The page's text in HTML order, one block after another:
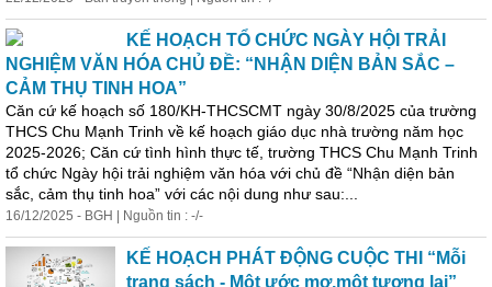
KẾ HOẠCH TỔ CHỨC NGÀY HỘI TRẢI
NGHIỆM VĂN HÓA CHỦ ĐỀ: “NHẬN DIỆN BẢN SẮC –
CẢM THỤ TINH HOA”
Căn cứ kế hoạch số 180/KH-THCSCMT ngày 30/8/2025 của trường
THCS Chu Mạnh Trinh về kế hoạch giáo dục nhà trường năm học
2025-2026; Căn cứ tình hình thực tế, trường THCS Chu Mạnh Trinh
tổ chức Ngày hội trải nghiệm văn hóa với chủ đề “Nhận diện bản
sắc, cảm thụ tinh hoa” với các nội dung như sau:...
16/12/2025 - BGH | Nguồn tin : -/-
KẾ HOẠCH PHÁT ĐỘNG CUỘC THI “Mỗi
trang sách - Một ước mơ,một tương lai”